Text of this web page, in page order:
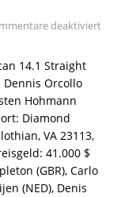
deaktiviert
14.1 Straight
Dennis Orcollo
Hohmann
Diamond
VA 23113,
41.000 $
(GBR), Carlo
(NED), Denis